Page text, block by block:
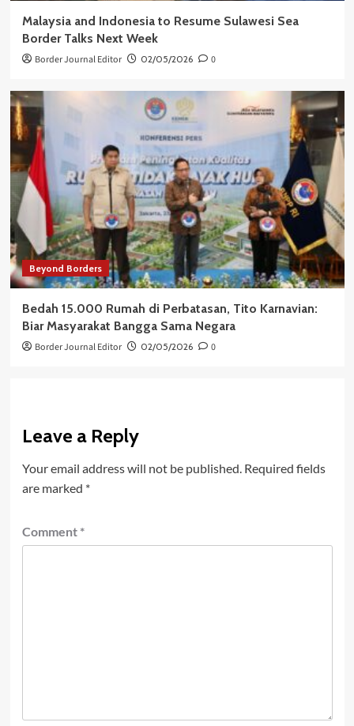
Malaysia and Indonesia to Resume Sulawesi Sea
Border Talks Next Week
Border Journal Editor 02/05/2026 0
Beyond Borders
Bedah 15.000 Rumah di Perbatasan, Tito Karnavian:
Biar Masyarakat Bangga Sama Negara
Border Journal Editor 02/05/2026 0
Leave a Reply
Your email address will not be published. Required fields
are marked *
Comment *